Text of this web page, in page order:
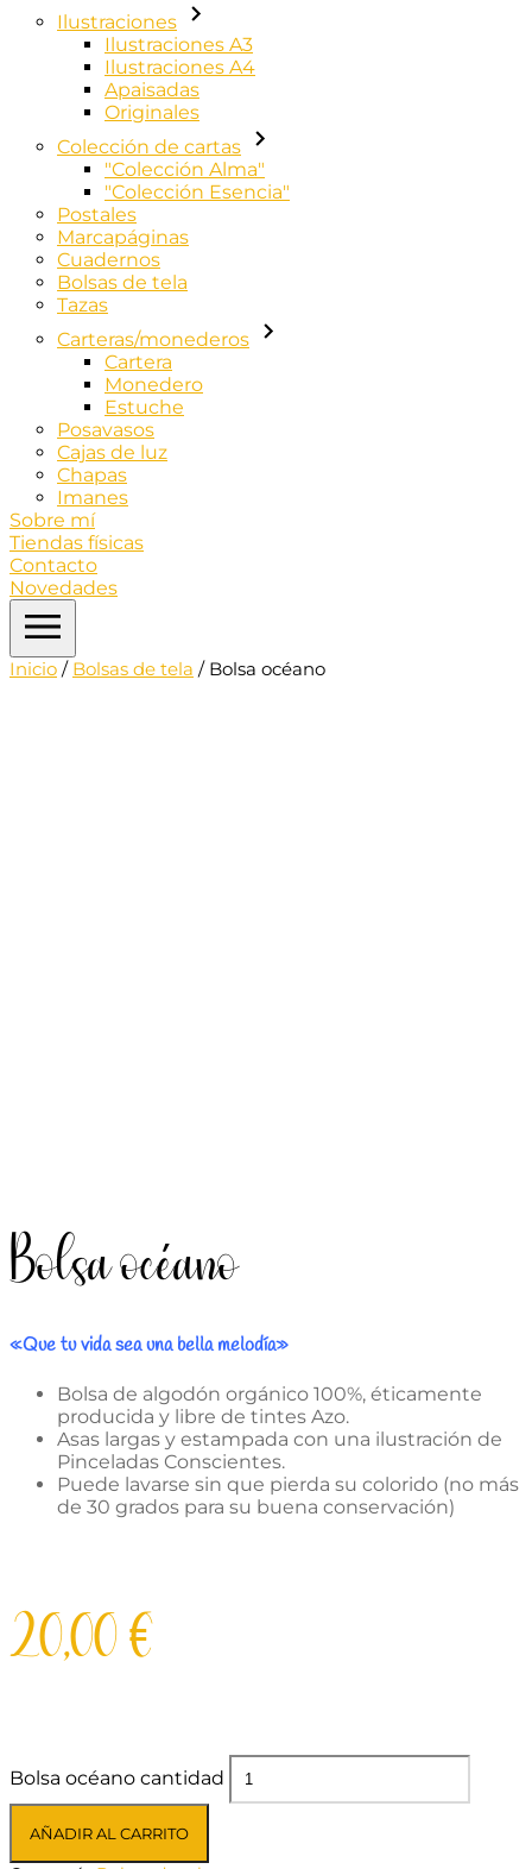
Ilustraciones
Ilustraciones A3
Ilustraciones A4
Apaisadas
Originales
Colección de cartas
"Colección Alma"
"Colección Esencia"
Postales
Marcapáginas
Cuadernos
Bolsas de tela
Tazas
Carteras/monederos
Cartera
Monedero
Estuche
Posavasos
Cajas de luz
Chapas
Imanes
Sobre mí
Tiendas físicas
Contacto
Novedades
Inicio / Bolsas de tela / Bolsa océano
Bolsa océano
«Que tu vida sea una bella melodía»
Bolsa de algodón orgánico 100%, éticamente
producida y libre de tintes Azo.
Asas largas y estampada con una ilustración de
Pinceladas Conscientes.
Puede lavarse sin que pierda su colorido (no más
de 30 grados para su buena conservación)
20,00€
Bolsa océano cantidad
AÑADIR AL CARRITO